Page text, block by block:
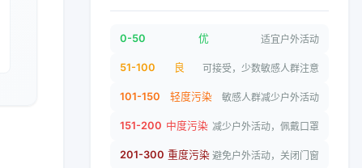
0-50 优 适宜户外活动
51-100 良 可接受，少数敏感人群注意
101-150 轻度污染 敏感人群减少户外活动
151-200 中度污染 减少户外活动，佩戴口罩
201-300 重度污染 避免户外活动，关闭门窗